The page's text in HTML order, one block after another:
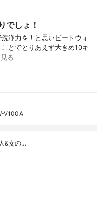
でしょ！
浄力を！と思いビートウォ
とでとりあえず大きめ10キ
る
V100A
&女の…